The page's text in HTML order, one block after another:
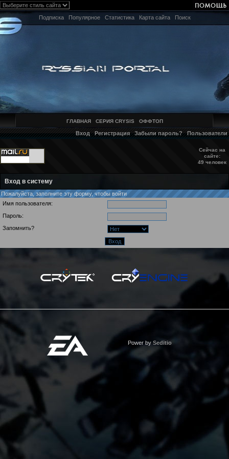
Подписка Популярное Статистика Карта сайта Поиск
ГЛАВНАЯ СЕРИЯ CRYSIS ОФФТОП
Вход Регистрация Забыли пароль? Пользователи
Сейчас на
сайте:
49 человек
Вход в систему
Пожалуйста, заполните эту форму, чтобы войти
Имя пользователя:
Пароль:
Запомнить?
Power by Seditio